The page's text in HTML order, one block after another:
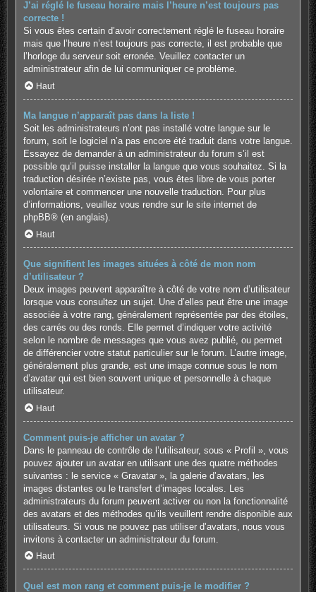
J’ai réglé le fuseau horaire mais l’heure n’est toujours pas
correcte !
Si vous êtes certain d’avoir correctement réglé le fuseau horaire
mais que l’heure n’est toujours pas correcte, il est probable que
l’horloge du serveur soit erronée. Veuillez contacter un
administrateur afin de lui communiquer ce problème.
Haut
Ma langue n’apparaît pas dans la liste !
Soit les administrateurs n’ont pas installé votre langue sur le
forum, soit le logiciel n’a pas encore été traduit dans votre langue.
Essayez de demander à un administrateur du forum s’il est
possible qu’il puisse installer la langue que vous souhaitez. Si la
traduction désirée n’existe pas, vous êtes libre de vous porter
volontaire et commencer une nouvelle traduction. Pour plus
d’informations, veuillez vous rendre sur le site internet de
phpBB® (en anglais).
Haut
Que signifient les images situées à côté de mon nom
d’utilisateur ?
Deux images peuvent apparaître à côté de votre nom d’utilisateur
lorsque vous consultez un sujet. Une d’elles peut être une image
associée à votre rang, généralement représentée par des étoiles,
des carrés ou des ronds. Elle permet d’indiquer votre activité
selon le nombre de messages que vous avez publié, ou permet
de différencier votre statut particulier sur le forum. L’autre image,
généralement plus grande, est une image connue sous le nom
d’avatar qui est bien souvent unique et personnelle à chaque
utilisateur.
Haut
Comment puis-je afficher un avatar ?
Dans le panneau de contrôle de l’utilisateur, sous « Profil », vous
pouvez ajouter un avatar en utilisant une des quatre méthodes
suivantes : le service « Gravatar », la galerie d’avatars, les
images distantes ou le transfert d’images locales. Les
administrateurs du forum peuvent activer ou non la fonctionnalité
des avatars et des méthodes qu’ils veuillent rendre disponible aux
utilisateurs. Si vous ne pouvez pas utiliser d’avatars, nous vous
invitons à contacter un administrateur du forum.
Haut
Quel est mon rang et comment puis-je le modifier ?